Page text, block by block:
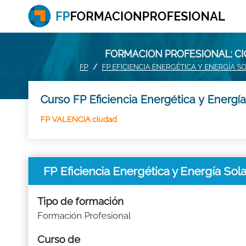
FORMACION PROFESIONAL:
FP FP EFICIENCIA ENERGÉTICA Y ENERGÍA
Curso FP Eficiencia Energética y
FP VALENCIA ciudad
FP Eficiencia Energética y Energía
Tipo de formación
Formación Profesional
Curso de